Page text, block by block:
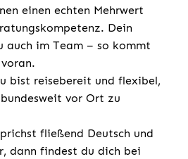
einen echten Mehrwert
Dein
auch im Team – so kommt
bist reisebereit und flexibel,
vor Ort zu
fließend Deutsch und
dann findest du dich bei